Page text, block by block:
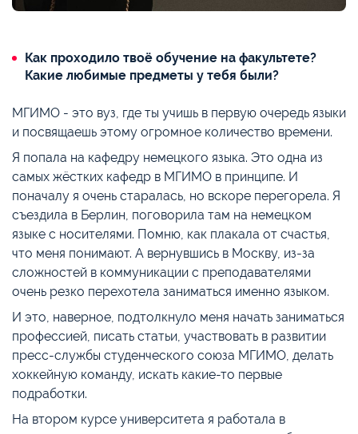
Как проходило твоё обучение на факультете?
Какие любимые предметы у тебя были?
МГИМО - это вуз, где ты учишь в первую очередь языки
и посвящаешь этому огромное количество времени.
Я попала на кафедру немецкого языка. Это одна из
самых жёстких кафедр в МГИМО в принципе. И
поначалу я очень старалась, но вскоре перегорела. Я
съездила в Берлин, поговорила там на немецком
языке с носителями. Помню, как плакала от счастья,
что меня понимают. А вернувшись в Москву, из-за
сложностей в коммуникации с преподавателями
очень резко перехотела заниматься именно языком.
И это, наверное, подтолкнуло меня начать заниматься
профессией, писать статьи, участвовать в развитии
пресс-службы студенческого союза МГИМО, делать
хоккейную команду, искать какие-то первые
подработки.
На втором курсе университета я работала в